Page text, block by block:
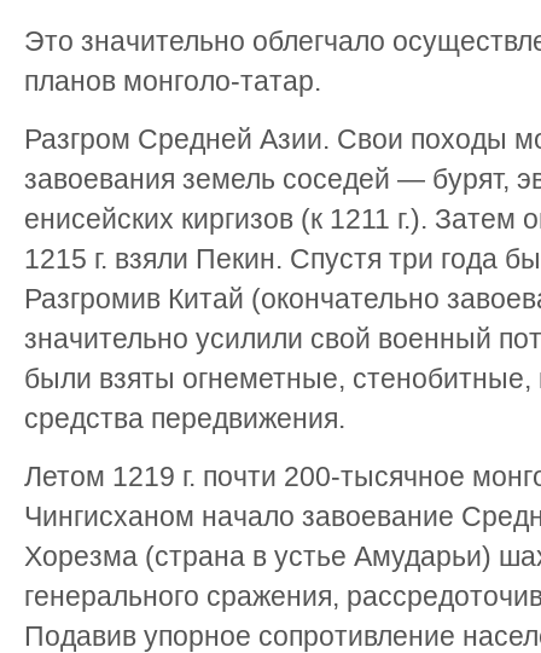
Это значительно облегчало
планов монголо-татар.
Разгром Средней Азии. Свои походы
завоевания земель соседей — бурят,
енисейских киргизов (к 1211 г.). Затем
1215 г. взяли Пекин. Спустя три года
Разгромив Китай (окончательно
значительно усилили свой военный
были взяты огнеметные,
средства передвижения.
Летом 1219 г. почти 200-тысячное
Чингисханом начало завоевание
Хорезма (страна в устье Амударьи)
генерального сражения,
Подавив упорное сопротивление